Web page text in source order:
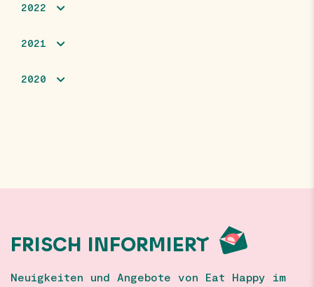
2022
2021
2020
FRISCH INFORMIERT
Neuigkeiten und Angebote von Eat Happy im